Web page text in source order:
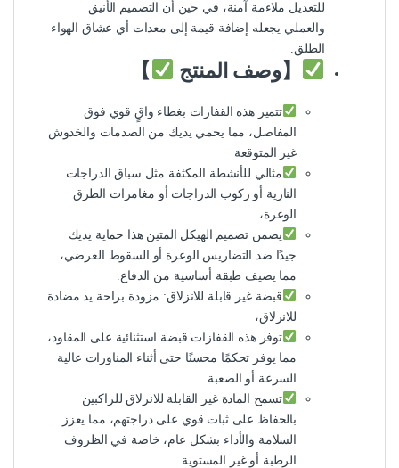
للتعديل ملاءمة آمنة، في حين أن التصميم الأنيق
والعملي يجعله إضافة قيمة إلى معدات أي عشاق الهواء
الطلق.
【وصف المنتج 】
تتميز هذه القفازات بغطاء واقٍ قوي فوق
المفاصل، مما يحمي يديك من الصدمات والخدوش
غير المتوقعة
مثالي للأنشطة المكثفة مثل سباق الدراجات
النارية أو ركوب الدراجات أو مغامرات الطرق
الوعرة،
يضمن تصميم الهيكل المتين هذا حماية يديك
جيدًا ضد التضاريس الوعرة أو السقوط العرضي،
مما يضيف طبقة أساسية من الدفاع.
قبضة غير قابلة للانزلاق: مزودة براحة يد مضادة
للانزلاق،
توفر هذه القفازات قبضة استثنائية على المقاود،
مما يوفر تحكمًا محسنًا حتى أثناء المناورات عالية
السرعة أو الصعبة.
تسمح المادة غير القابلة للانزلاق للراكبين
بالحفاظ على ثبات قوي على دراجتهم، مما يعزز
السلامة والأداء بشكل عام، خاصة في الظروف
الرطبة أو غير المستوية.